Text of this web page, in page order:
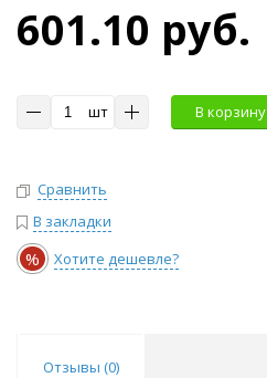
601.10 руб.
шт В корзину
Сравнить
В закладки
% Хотите дешевле?
Отзывы (0)